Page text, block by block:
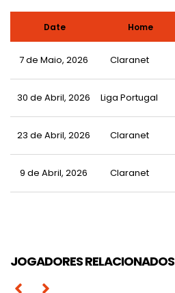
Date Home
7 de Maio, 2026 Claranet
30 de Abril, 2026 Liga Portugal
23 de Abril, 2026 Claranet
9 de Abril, 2026 Claranet
JOGADORES RELACIONADOS
António Lopes